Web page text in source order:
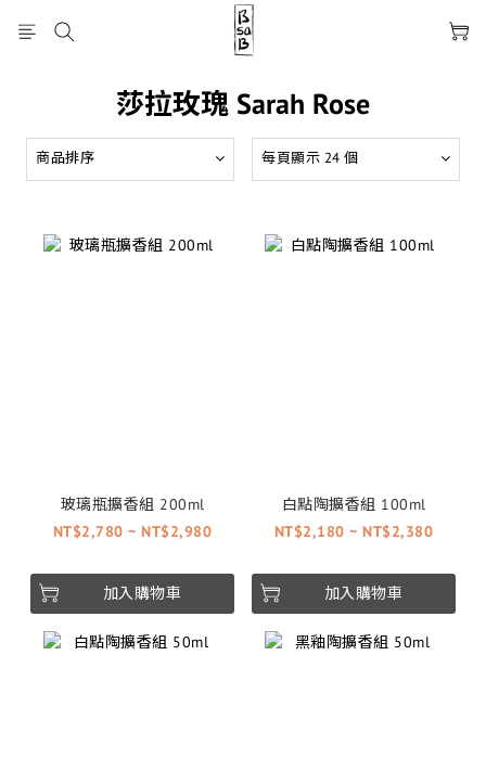
莎拉玫瑰 Sarah Rose
商品排序 每頁顯示 24 個
玻璃瓶擴香組 200ml
NT$2,780 ~ NT$2,980
加入購物車
白點陶擴香組 100ml
NT$2,180 ~ NT$2,380
加入購物車